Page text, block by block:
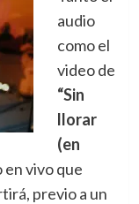
audio
como el
video de
“Sin
llorar
(en
en vivo que
previo a un